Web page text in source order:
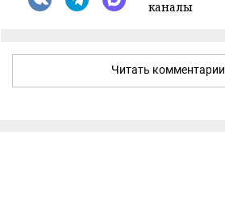
каналы
Читать комментарии